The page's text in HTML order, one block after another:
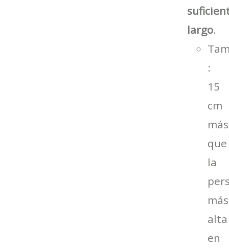
largo.
:
15
cm
más
que
la
más
alta
en